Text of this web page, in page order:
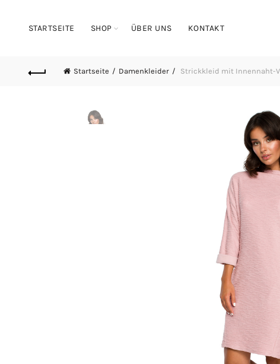
STARTSEITE SHOP ÜBER UNS KONTAKT
Startseite Damenkleider Strickkleid mit Innennaht-